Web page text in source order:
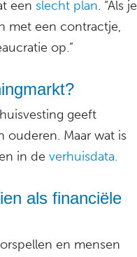
een slecht plan. “Als je
met een contractje,
op.”
geeft
ouderen. Maar wat is
in de verhuisdata.
als financiële
en mensen